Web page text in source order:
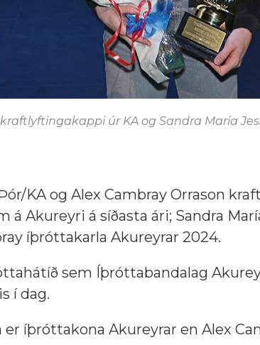
úr KA og Sandra María
KA og Alex Cambray Orrason
Akureyri á síðasta ári; Sandra
íþróttakarla Akureyrar 2024.
sem Íþróttabandalag
í dag.
er íþróttakona Akureyrar en Alex